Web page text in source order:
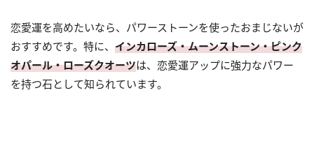
恋愛運を高めたいなら、パワーストーンを使ったおまじないが
おすすめです。特に、 インカローズ・ムーンストーン・ピンク
オパール・ローズクオーツは、恋愛運アップに強力なパワー
を持つ石として知られています。